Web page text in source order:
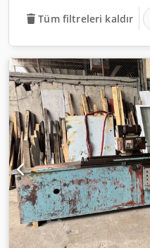
Tüm filtreleri kaldır